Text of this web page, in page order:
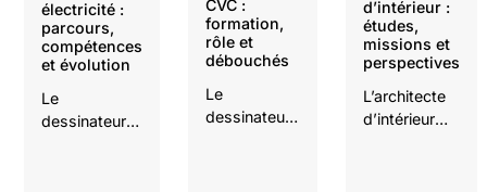
électricité :
parcours,
compétences
et évolution
Le
dessinateur
CVC :
formation,
rôle et
débouchés
Le
dessinateur
d’intérieur :
études,
missions et
perspectives
L’architecte
d’intérieur